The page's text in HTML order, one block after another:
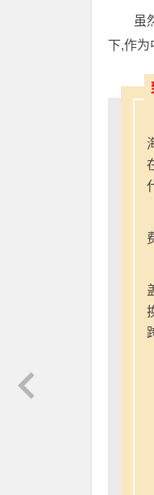
虽
下,作为